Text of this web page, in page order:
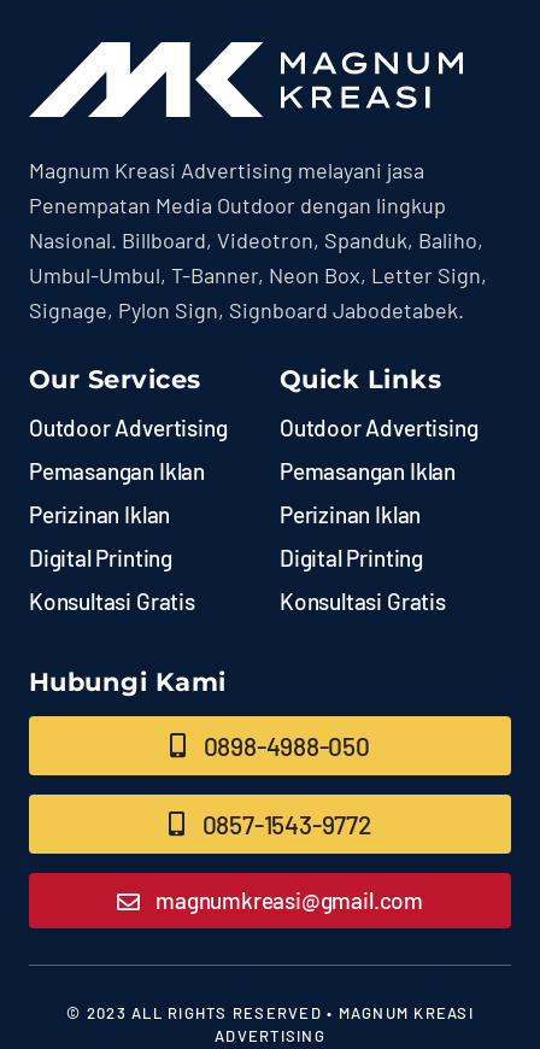
Magnum Kreasi Advertising melayani jasa
Penempatan Media Outdoor dengan lingkup
Nasional. Billboard, Videotron, Spanduk, Baliho,
Umbul-Umbul, T-Banner, Neon Box, Letter Sign,
Signage, Pylon Sign, Signboard Jabodetabek.
Our Services
Outdoor Advertising
Pemasangan Iklan
Perizinan Iklan
Digital Printing
Konsultasi Gratis
Quick Links
Outdoor Advertising
Pemasangan Iklan
Perizinan Iklan
Digital Printing
Konsultasi Gratis
Hubungi Kami
0898-4988-050
0857-1543-9772
magnumkreasi@gmail.com
© 2023 ALL RIGHTS RESERVED • MAGNUM KREASI
ADVERTISING